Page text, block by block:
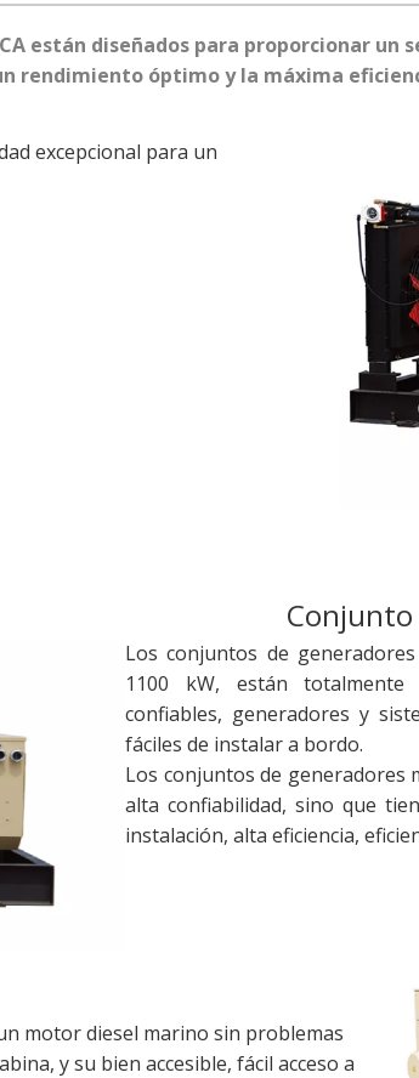
están diseñados para proporcionar un
rendimiento óptimo y la máxima
excepcional para un
Los conjuntos de
1100 kW, están totalmente
confiables, generadores y
fáciles de instalar a bordo.
Los conjuntos de generadores
alta confiabilidad, sino que
instalación, alta eficiencia,
motor diesel marino sin problemas
y su bien accesible, fácil acceso a